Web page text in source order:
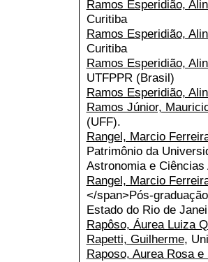
Ramos Esperidião,
Curitiba
Ramos Esperidião,
Curitiba
Ramos Esperidião,
UTFPPR (Brasil)
Ramos Esperidião,
Ramos Júnior,
(UFF).
Rangel, Marcio
Patrimônio da
Astronomia e
Rangel, Marcio
</span>Pós-
Estado do Rio de
Rapôso, Áurea Luiza
Rapetti, Guilherme,
Raposo, Aurea Rosa e